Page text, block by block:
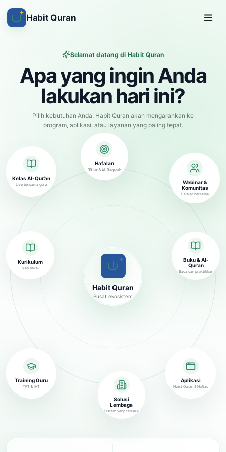
✦ Habit Quran
Selamat datang di Habit Quran
Apa yang ingin Anda
lakukan hari ini?
Pilih kebutuhan Anda. Habit Quran akan mengarahkan ke
program, aplikasi, atau layanan yang paling tepat.
✦
Habit Quran
Pusat ekosistem
Kelas Al-Qur’an
Live bersama guru
Hafalan
30 juz & Al-Baqarah
Buku & Al-
Qur’an
Baca dan praktikkan
Training Guru
TFT & IHT
Solusi
Lembaga
Sistem yang terukur
Kurikulum
Siap pakai
Aplikasi
Habit Quran & Hafizo
Webinar &
Komunitas
Belajar bersama